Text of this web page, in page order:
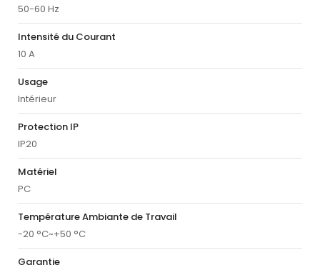
50-60 Hz
Intensité du Courant
10 A
Usage
Intérieur
Protection IP
IP20
Matériel
PC
Température Ambiante de Travail
-20 °C~+50 °C
Garantie